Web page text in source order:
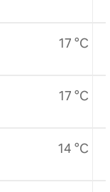
17 °C
17 °C
14 °C